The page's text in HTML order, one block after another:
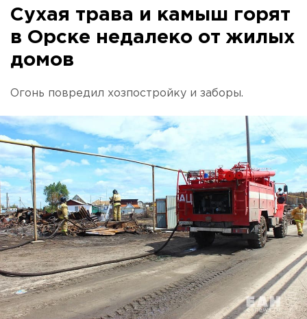
Сухая трава и камыш горят
в Орске недалеко от жилых
домов
Огонь повредил хозпостройку и заборы.